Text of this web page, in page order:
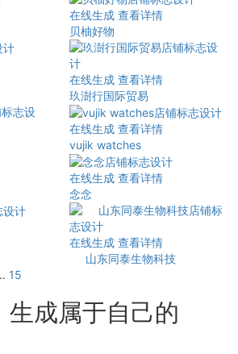
在线生成 查看详情
贝柚好物
在线生成 查看详情
玖澍行国际贸易
在线生成 查看详情
vujik watches
在线生成 查看详情
念念
在线生成 查看详情
山东同泰生物科技
15
生成属于自己的